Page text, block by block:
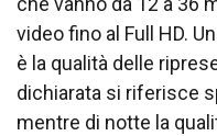
video fino al Full HD.
è la qualità delle
dichiarata si riferisce
mentre di notte la